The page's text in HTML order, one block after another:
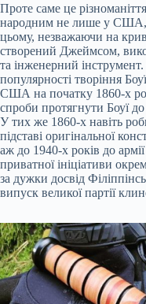
Проте саме це
народним не лише у США,
цьому, незважаючи на
створений Джеймсом,
та інженерний
популярності творіння
США на початку 1860-х
спроби протягнути Боуї
У тих же 1860-х навіть
підставі оригінальної
аж до 1940-х років до
приватної ініціативи
за дужки досвід
випуск великої партії